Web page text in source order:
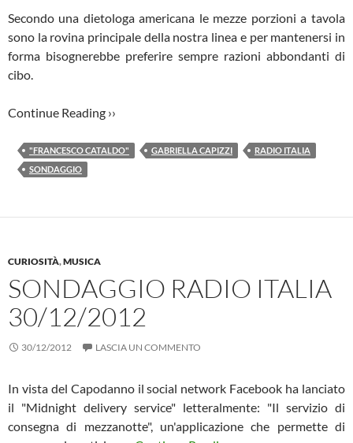
Secondo una dietologa americana le mezze porzioni a tavola
sono la rovina principale della nostra linea e per mantenersi in
forma bisognerebbe preferire sempre razioni abbondanti di
cibo.
Continue Reading ››
"FRANCESCO CATALDO" GABRIELLA CAPIZZI
RADIO ITALIA
SONDAGGIO
CURIOSITÀ,MUSICA
SONDAGGIO RADIO ITALIA
30/12/2012
30/12/2012 LASCIA UN COMMENTO
In vista del Capodanno il social network Facebook ha lanciato
il "Midnight delivery service" letteralmente: "Il servizio di
consegna di mezzanotte", un'applicazione che permette di